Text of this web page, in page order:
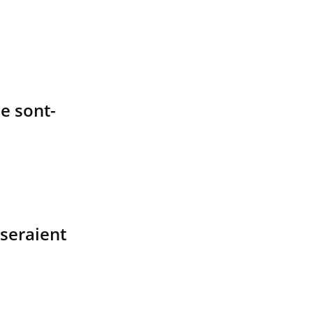
sont-